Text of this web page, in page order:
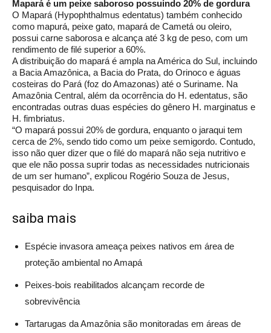
Mapará é um peixe saboroso possuindo 20% de gordura
O Mapará (Hypophthalmus edentatus) também conhecido
como mapurá, peixe gato, mapará de Cametá ou oleiro,
possui carne saborosa e alcança até 3 kg de peso, com um
rendimento de filé superior a 60%.
A distribuição do mapará é ampla na América do Sul, incluindo
a Bacia Amazônica, a Bacia do Prata, do Orinoco e águas
costeiras do Pará (foz do Amazonas) até o Suriname. Na
Amazônia Central, além da ocorrência do H. edentatus, são
encontradas outras duas espécies do gênero H. marginatus e
H. fimbriatus.
“O mapará possui 20% de gordura, enquanto o jaraqui tem
cerca de 2%, sendo tido como um peixe semigordo. Contudo,
isso não quer dizer que o filé do mapará não seja nutritivo e
que ele não possa suprir todas as necessidades nutricionais
de um ser humano”, explicou Rogério Souza de Jesus,
pesquisador do Inpa.
saiba mais
Espécie invasora ameaça peixes nativos em área de
proteção ambiental no Amapá
Peixes-bois reabilitados alcançam recorde de
sobrevivência
Tartarugas da Amazônia são monitoradas em áreas de